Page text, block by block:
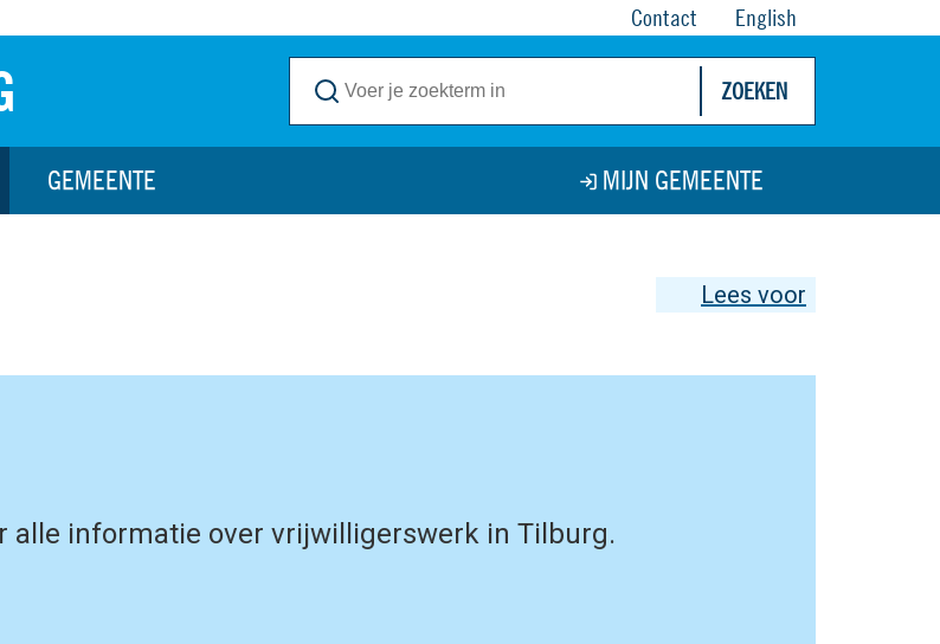
ZOEKEN
GEMEENTE MIJN GEMEENTE
Contact English
Lees voor
alle informatie over vrijwilligerswerk in Tilburg.